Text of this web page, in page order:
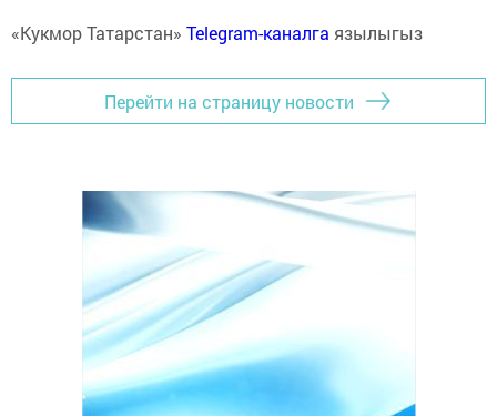
«Кукмор Татарстан» Telegram-каналга язылыгыз
Перейти на страницу новости